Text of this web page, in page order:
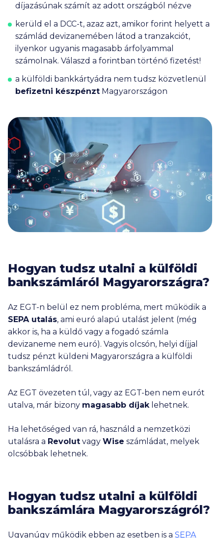
díjazásúnak számít az adott országból nézve
kerüld el a DCC-t, azaz azt, amikor forint helyett a
számlád devizanemében látod a tranzakciót,
ilyenkor ugyanis magasabb árfolyammal
számolnak. Válaszd a forintban történő fizetést!
a külföldi bankkártyádra nem tudsz közvetlenül
befizetni készpénzt Magyarországon
Hogyan tudsz utalni a külföldi
bankszámláról Magyarországra?
Az EGT-n belül ez nem probléma, mert működik a
SEPA utalás, ami euró alapú utalást jelent (még
akkor is, ha a küldő vagy a fogadó számla
devizaneme nem euró). Vagyis olcsón, helyi díjjal
tudsz pénzt küldeni Magyarországra a külföldi
bankszámládról.
Az EGT övezeten túl, vagy az EGT-ben nem eurót
utalva, már bizony magasabb díjak lehetnek.
Ha lehetőséged van rá, használd a nemzetközi
utalásra a Revolut vagy Wise számládat, melyek
olcsóbbak lehetnek.
Hogyan tudsz utalni a külföldi
bankszámlára Magyarországról?
Ugyanúgy működik ebben az esetben is a SEPA